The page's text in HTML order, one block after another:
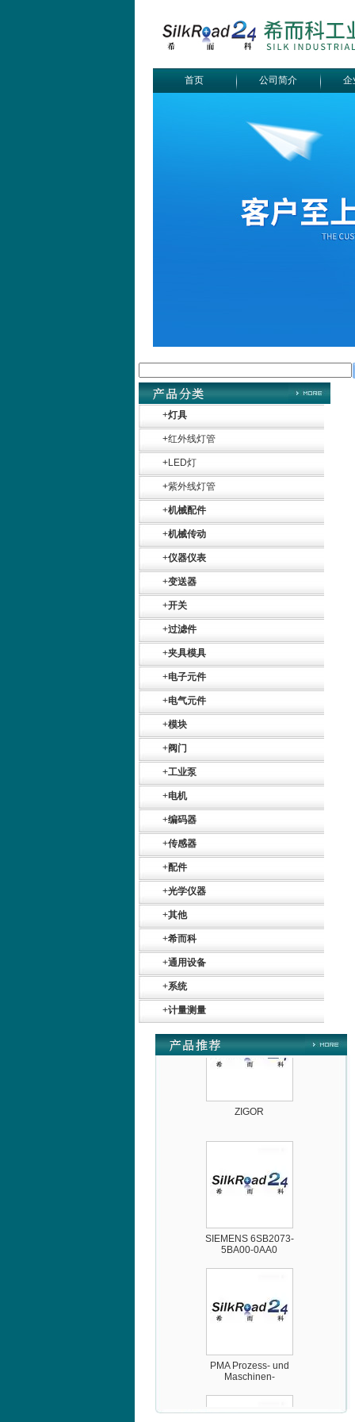
首页 公司简介 企
+灯具
+红外线灯管
+LED灯
+紫外线灯管
+机械配件
+机械传动
+仪器仪表
+变送器
+开关
+过滤件
+夹具模具
+电子元件
+电气元件
+模块
+阀门
+工业泵
+电机
+编码器
+传感器
+配件
+光学仪器
+其他
+希而科
+通用设备
+系统
+计量测量
Belimo SF24A-
MFT
Automation GmbH